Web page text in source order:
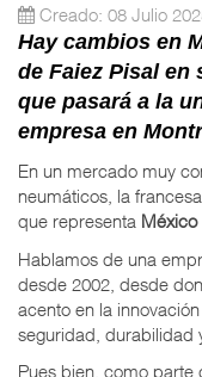
Creado: 08 Julio
Hay cambios en
de Faiez Pisal
que pasará a la
empresa en
En un mercado muy
neumáticos, la francesa
que representa México
Hablamos de una
desde 2002, desde
acento en la
seguridad, durabilidad
Pues bien, como parte